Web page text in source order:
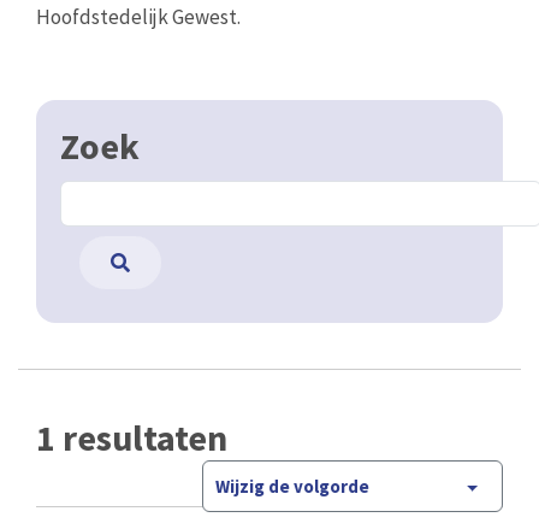
Hoofdstedelijk Gewest.
Zoek
1 resultaten
Wijzig de volgorde